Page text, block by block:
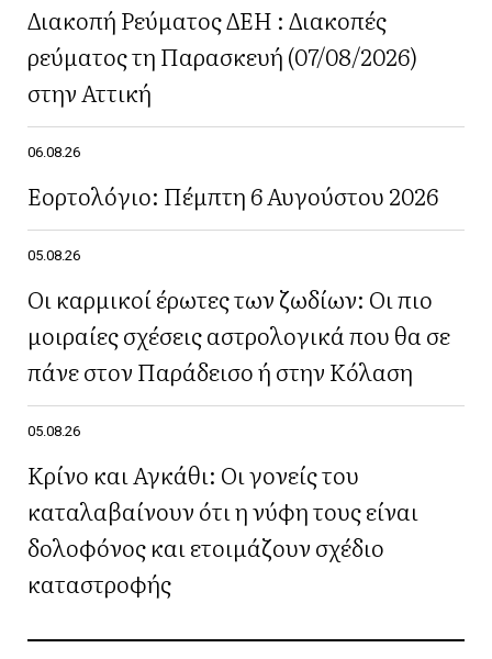
Διακοπή Ρεύματος ΔΕΗ : Διακοπές
ρεύματος τη Παρασκευή (07/08/2026)
στην Αττική
06.08.26
Εορτολόγιο: Πέμπτη 6 Αυγούστου 2026
05.08.26
Οι καρμικοί έρωτες των ζωδίων: Οι πιο
μοιραίες σχέσεις αστρολογικά που θα σε
πάνε στον Παράδεισο ή στην Κόλαση
05.08.26
Κρίνο και Αγκάθι: Οι γονείς του
καταλαβαίνουν ότι η νύφη τους είναι
δολοφόνος και ετοιμάζουν σχέδιο
καταστροφής